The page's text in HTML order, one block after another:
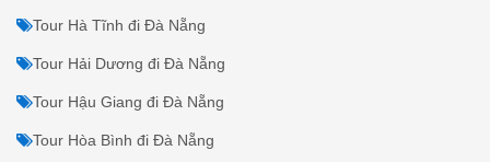
Tour Hà Tĩnh đi Đà Nẵng
Tour Hải Dương đi Đà Nẵng
Tour Hậu Giang đi Đà Nẵng
Tour Hòa Bình đi Đà Nẵng